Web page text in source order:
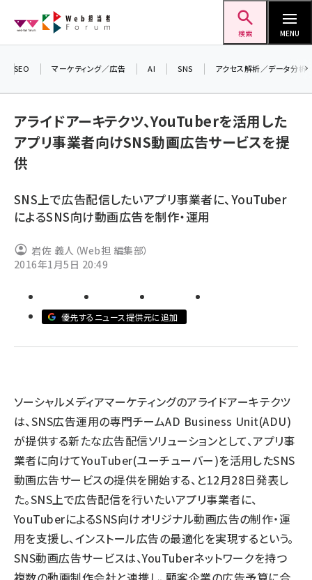
ン
検索 MENU
youtube (2449)
セミナー (2318)
meo (1282)
SEO マーケティング／広告 AI SNS アクセス解析／データ分析
アライドアーキテクツ、YouTuberを活用した
アプリ事業者向けSNS動画広告サービスを提
供
SNS上で広告配信したいアプリ事業者に、YouTuber
によるSNS向け動画広告を制作・運用
岩佐 義人（Web担 編集部）
2016年1月5日 20:49
優先するニュース提供元に追加
ソーシャルメディアマーケティングのアライドアーキテクツ
は、SNS広告運用の専門チームAD Business Unit(ADU)
が提供する新たな広告配信ソリューションとして、アプリ事
業者に向けてYouTuber(ユーチューバー)を活用したSNS
動画広告サービスの提供を開始する、と12月28日発表し
た。SNS上で広告配信を行いたいアプリ事業者に、
YouTuberによるSNS向けオリジナル動画広告の制作・運
用を支援し、インストール広告の最適化を実現するという。
SNS動画広告サービスは、YouTuberネットワークを持つ